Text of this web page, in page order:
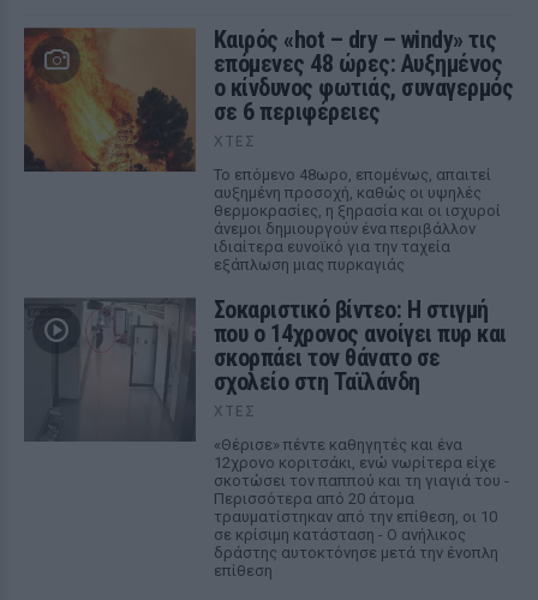
Καιρός «hot – dry – windy» τις
επόμενες 48 ώρες: Αυξημένος
ο κίνδυνος φωτιάς, συναγερμός
σε 6 περιφέρειες
ΧΤΕΣ
Το επόμενο 48ωρο, επομένως, απαιτεί
αυξημένη προσοχή, καθώς οι υψηλές
θερμοκρασίες, η ξηρασία και οι ισχυροί
άνεμοι δημιουργούν ένα περιβάλλον
ιδιαίτερα ευνοϊκό για την ταχεία
εξάπλωση μιας πυρκαγιάς
Σοκαριστικό βίντεο: Η στιγμή
που ο 14χρονος ανοίγει πυρ και
σκορπάει τον θάνατο σε
σχολείο στη Ταϊλάνδη
ΧΤΕΣ
«Θέρισε» πέντε καθηγητές και ένα
12χρονο κοριτσάκι, ενώ νωρίτερα είχε
σκοτώσει τον παππού και τη γιαγιά του -
Περισσότερα από 20 άτομα
τραυματίστηκαν από την επίθεση, οι 10
σε κρίσιμη κατάσταση - Ο ανήλικος
δράστης αυτοκτόνησε μετά την ένοπλη
επίθεση